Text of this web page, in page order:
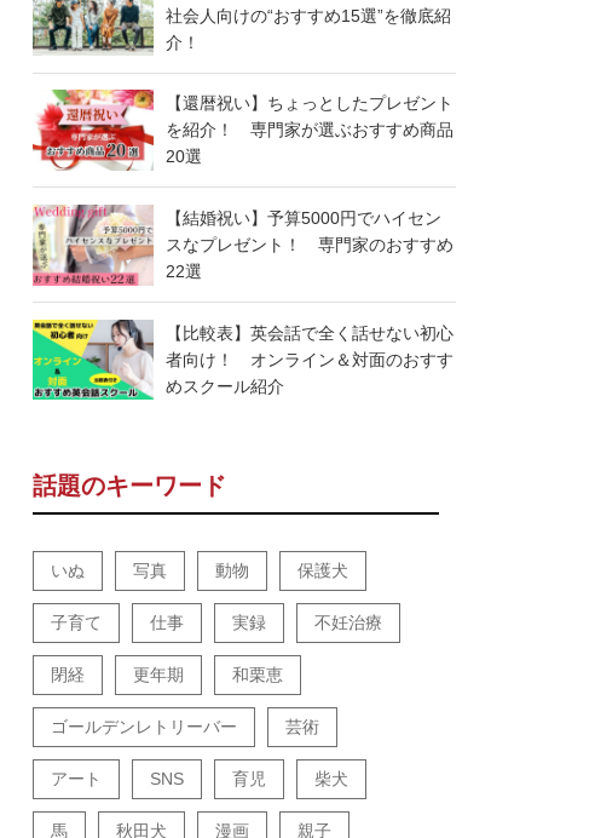
社会人向けの“おすすめ15選”を徹底紹
介！
【還暦祝い】ちょっとしたプレゼント
を紹介！ 専門家が選ぶおすすめ商品
20選
【結婚祝い】予算5000円でハイセン
スなプレゼント！ 専門家のおすすめ
22選
【比較表】英会話で全く話せない初心
者向け！ オンライン＆対面のおすす
めスクール紹介
話題のキーワード
いぬ 写真 動物 保護犬
子育て 仕事 実録 不妊治療
閉経 更年期 和栗恵
ゴールデンレトリーバー 芸術
アート SNS 育児 柴犬
馬 秋田犬 漫画 親子